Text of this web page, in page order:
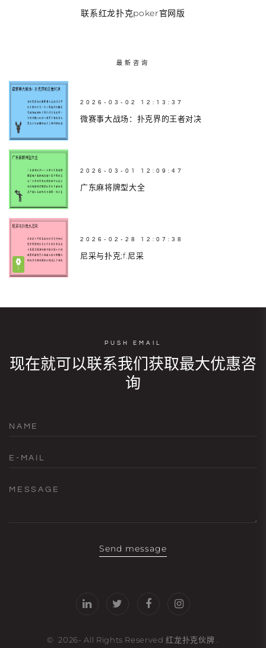
联系红龙扑克poker官网版
最新咨询
2026-03-02 12:13:37
微赛事大战场：扑克界的王者对决
2026-03-01 12:09:47
广东麻将牌型大全
2026-02-28 12:07:38
尼采与扑克;f.尼采
PUSH EMAIL
现在就可以联系我们获取最大优惠咨
询
NAME
E-MAIL
MESSAGE
Send message
© 2026- All Rights Reserved红龙扑克伙牌